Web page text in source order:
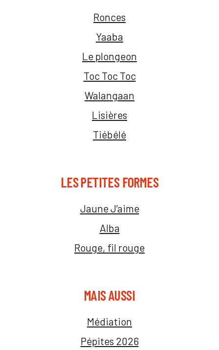
Ronces
Yaaba
Le plongeon
Toc Toc Toc
Walangaan
Lisières
Tiébélé
LES PETITES FORMES
Jaune J’aime
Alba
Rouge, fil rouge
MAIS AUSSI
Médiation
Pépites 2026